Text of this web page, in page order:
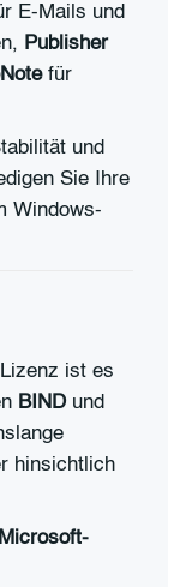
E-Mails und
Publisher
für
und
Sie Ihre
Windows-
ist es
BINDund
hinsichtlich